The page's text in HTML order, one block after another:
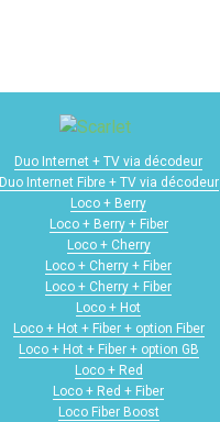
Duo Internet + TV via décodeur
Duo Internet Fibre + TV via décodeur
Loco + Berry
Loco + Berry + Fiber
Loco + Cherry
Loco + Cherry + Fiber
Loco + Cherry + Fiber
Loco + Hot
Loco + Hot + Fiber + option Fiber
Loco + Hot + Fiber + option GB
Loco + Red
Loco + Red + Fiber
Loco Fiber Boost